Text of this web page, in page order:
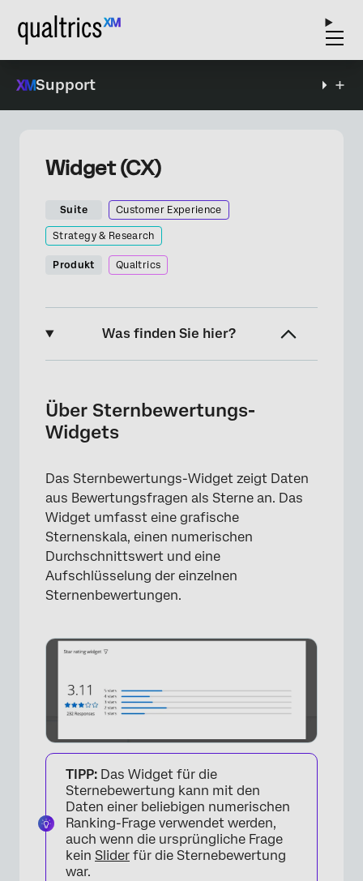
Support
Widget (CX)
Suite Customer Experience
Strategy & Research
Produkt Qualtrics
Was finden Sie hier?
Arten von Dashboards
Feldtyp-Kompatibilität
Anzeigeoptionen
FAQs
Über Sternbewertungs-
Widgets
Das Sternbewertungs-Widget zeigt Daten
aus Bewertungsfragen als Sterne an. Das
Widget umfasst eine grafische
Sternenskala, einen numerischen
Durchschnittswert und eine
Aufschlüsselung der einzelnen
Sternenbewertungen.
TIPP: Das Widget für die
Sternebewertung kann mit den
Daten einer beliebigen numerischen
Ranking-Frage verwendet werden,
auch wenn die ursprüngliche Frage
kein Slider für die Sternebewertung
war.